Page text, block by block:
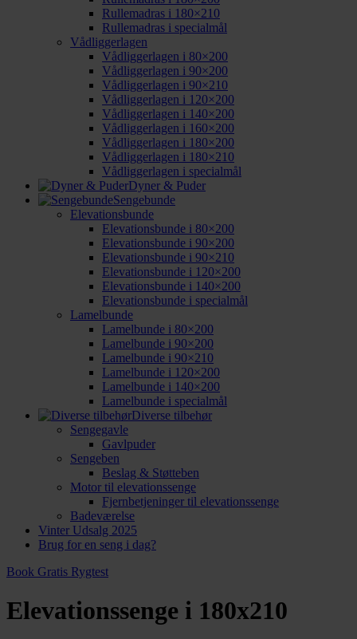
Rullemadras i 180×210
Rullemadras i specialmål
Vådliggerlagen
Vådliggerlagen i 80×200
Vådliggerlagen i 90×200
Vådliggerlagen i 90×210
Vådliggerlagen i 120×200
Vådliggerlagen i 140×200
Vådliggerlagen i 160×200
Vådliggerlagen i 180×200
Vådliggerlagen i 180×210
Vådliggerlagen i specialmål
Dyner & Puder
Sengebunde
Elevationsbunde
Elevationsbunde i 80×200
Elevationsbunde i 90×200
Elevationsbunde i 90×210
Elevationsbunde i 120×200
Elevationsbunde i 140×200
Elevationsbunde i specialmål
Lamelbunde
Lamelbunde i 80×200
Lamelbunde i 90×200
Lamelbunde i 90×210
Lamelbunde i 120×200
Lamelbunde i 140×200
Lamelbunde i specialmål
Diverse tilbehør
Sengegavle
Gavlpuder
Sengeben
Beslag & Støtteben
Motor til elevationssenge
Fjernbetjeninger til elevationssenge
Badeværelse
Vinter Udsalg 2025
Brug for en seng i dag?
Book Gratis Rygtest
Elevationssenge i 180x210